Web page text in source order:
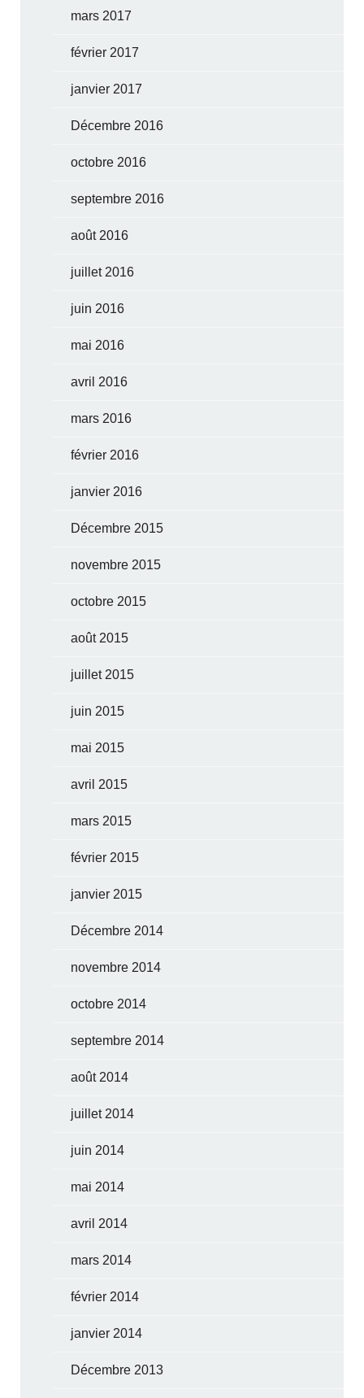
mars 2017
février 2017
janvier 2017
Décembre 2016
octobre 2016
septembre 2016
août 2016
juillet 2016
juin 2016
mai 2016
avril 2016
mars 2016
février 2016
janvier 2016
Décembre 2015
novembre 2015
octobre 2015
août 2015
juillet 2015
juin 2015
mai 2015
avril 2015
mars 2015
février 2015
janvier 2015
Décembre 2014
novembre 2014
octobre 2014
septembre 2014
août 2014
juillet 2014
juin 2014
mai 2014
avril 2014
mars 2014
février 2014
janvier 2014
Décembre 2013